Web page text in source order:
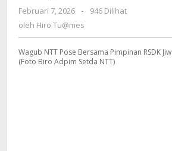
RSDK
Naimata
Februari 7, 2026
oleh
-
946 Dilihat
oleh Hiro Tu@mes
Wagub NTT Pose Bersama Pimpinan RSDK
(Foto Biro Adpim Setda NTT)